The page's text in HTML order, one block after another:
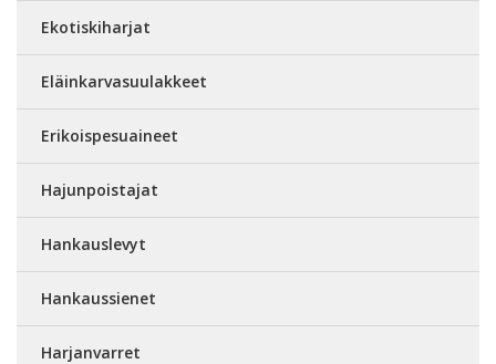
Ekotiskiharjat
Eläinkarvasuulakkeet
Erikoispesuaineet
Hajunpoistajat
Hankauslevyt
Hankaussienet
Harjanvarret